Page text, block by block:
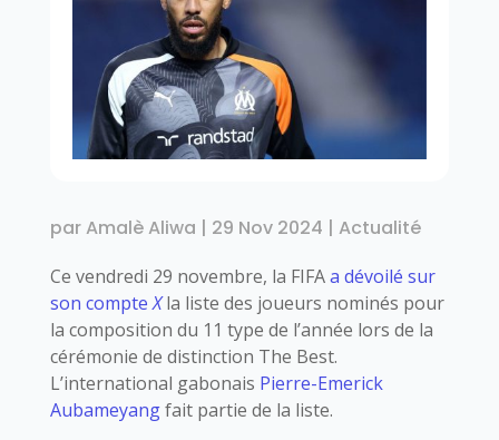
parAmalè Aliwa | 29 Nov 2024 | Actualité
Ce vendredi 29 novembre, la FIFAa dévoilé sur
son compteXla liste des joueurs nominés pour
la composition du 11 type de l’année lors de la
cérémonie de distinction The Best.
L’international gabonais Pierre-Emerick
Aubameyangfait partie de la liste.